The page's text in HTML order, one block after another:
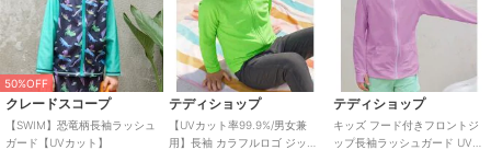
50%OFF
クレードスコープ
【SWIM】恐竜柄長袖ラッシュ
ガード【UVカット】
テディショップ
【UVカット率99.9%/男女兼
用】長袖 カラフルロゴ ジップ
テディショップ
キッズ フード付きフロントジ
ップ長袖ラッシュガード UVパ